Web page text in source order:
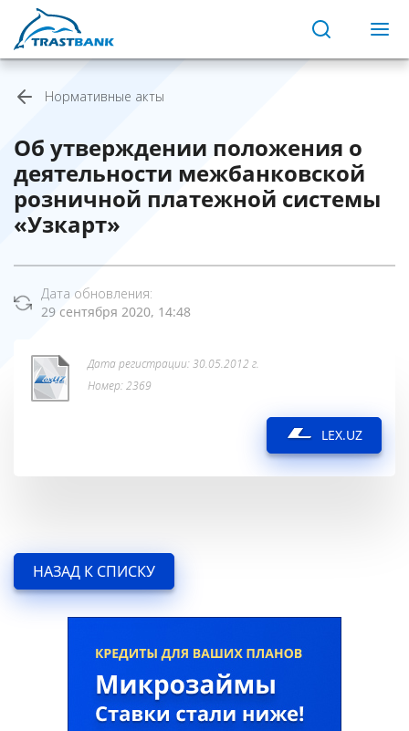
Нормативные акты
Об утверждении положения о
деятельности межбанковской
розничной платежной системы
«Узкарт»
Дата обновления:
29 сентября 2020, 14:48
Дата регистрации: 30.05.2012 г.
Номер: 2369
LEX.UZ
НАЗАД К СПИСКУ